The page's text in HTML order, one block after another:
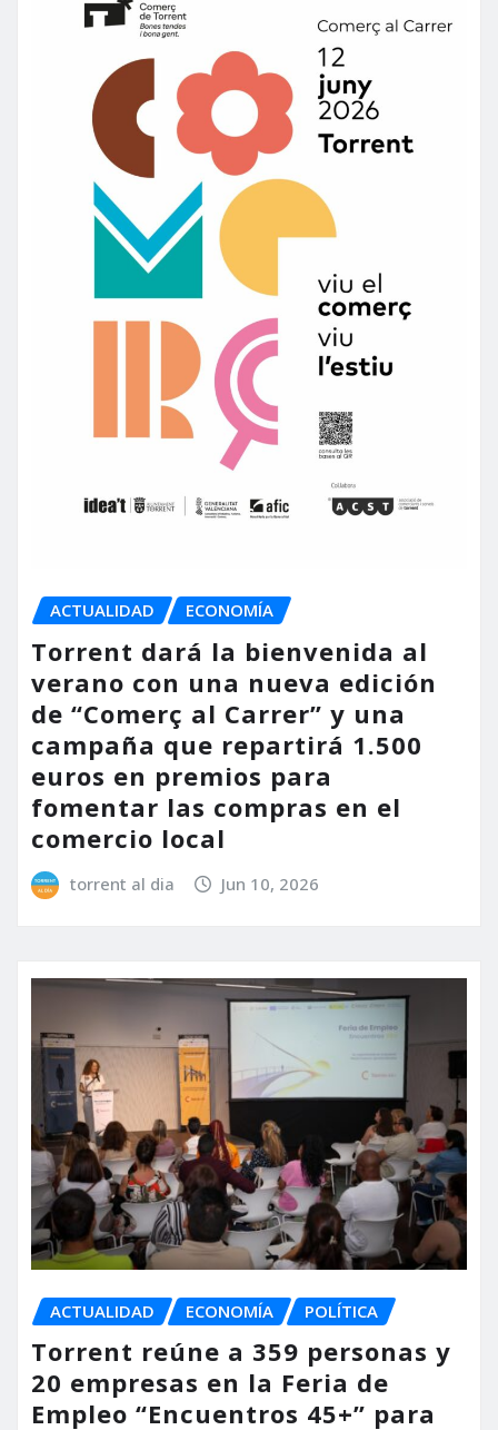
ACTUALIDAD ECONOMÍA
Torrent dará la bienvenida al
verano con una nueva edición
de “Comerç al Carrer” y una
campaña que repartirá 1.500
euros en premios para
fomentar las compras en el
comercio local
torrent al dia Jun 10, 2026
ACTUALIDAD ECONOMÍA POLÍTICA
Torrent reúne a 359 personas y
20 empresas en la Feria de
Empleo “Encuentros 45+” para